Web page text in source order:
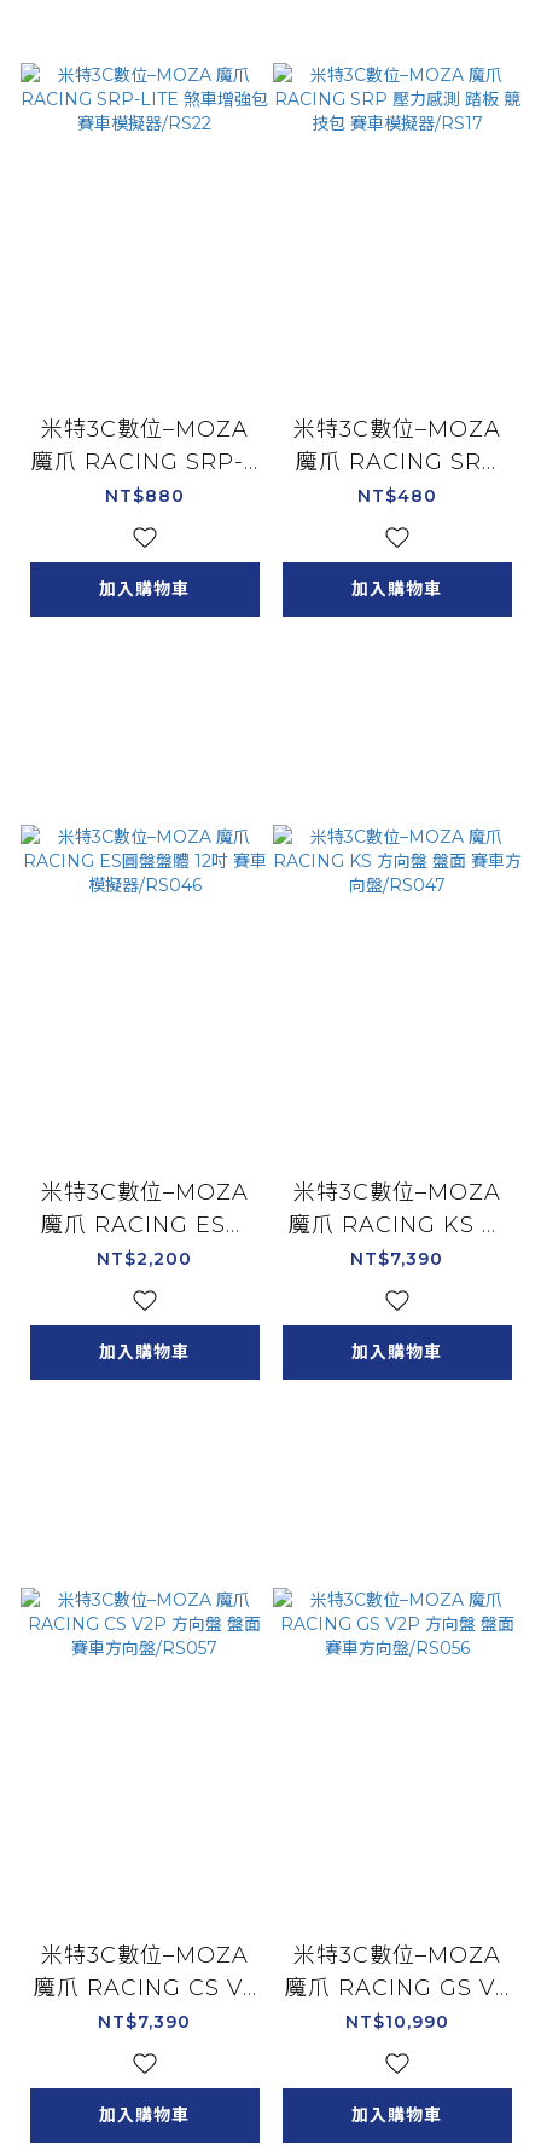
米特3C數位–MOZA
魔爪 RACING SRP-L
ITE 煞車增強包 賽車
模擬器/RS22
NT$880
加入購物車
米特3C數位–MOZA
魔爪 RACING SRP
壓力感測 踏板 競技包
賽車模擬器/RS17
NT$480
加入購物車
米特3C數位–MOZA
魔爪 RACING ES圓
盤盤體 12吋 賽車模擬
器/RS046
NT$2,200
加入購物車
米特3C數位–MOZA
魔爪 RACING KS 方
向盤 盤面 賽車方向盤/
RS047
NT$7,390
加入購物車
米特3C數位–MOZA
魔爪 RACING CS V2
P 方向盤 盤面 賽車方
向盤/RS057
NT$7,390
加入購物車
米特3C數位–MOZA
魔爪 RACING GS V2
P 方向盤 盤面 賽車方
向盤/RS056
NT$10,990
加入購物車